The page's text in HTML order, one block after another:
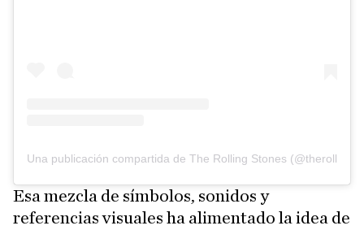
Una publicación compartida de The Rolling Stones
Esa mezcla de símbolos, sonidos y
referencias visuales ha alimentado la idea de